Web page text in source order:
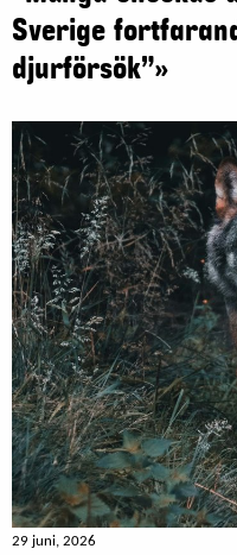
Sverige
djurförsök”»
29 juni, 2026